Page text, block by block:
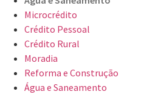
Microcrédito
Crédito Pessoal
Crédito Rural
Moradia
Reforma e Construção
Água e Saneamento